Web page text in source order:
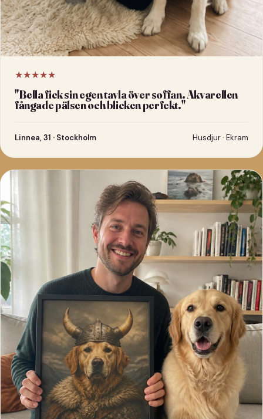
★★★★★
"Bella fick sin egen tavla över soffan. Akvarellen
fångade pälsen och blicken perfekt."
Linnea, 31 · Stockholm Husdjur · Ekram